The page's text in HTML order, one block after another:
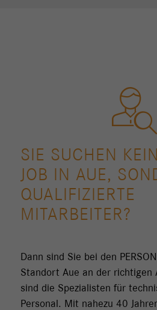
SIE SUCHEN
JOB IN AUE,
QUALIFIZIERTE
MITARBEITER?
Dann sind Sie bei den
Standort Aue an der richtigen
sind die Spezialisten für
Personal. Mit nahezu 40